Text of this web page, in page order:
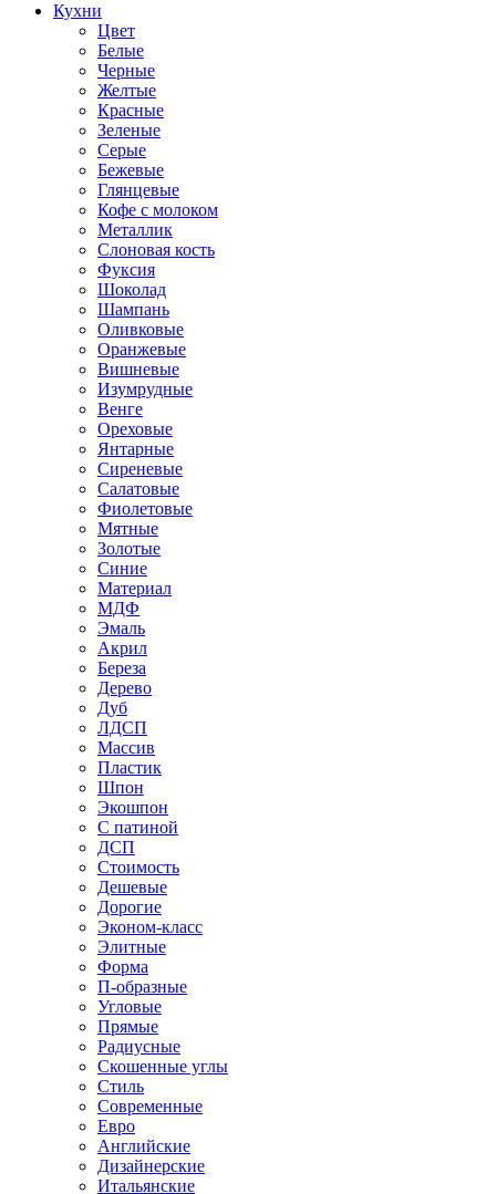
Кухни
Цвет
Белые
Черные
Желтые
Красные
Зеленые
Серые
Бежевые
Глянцевые
Кофе с молоком
Металлик
Слоновая кость
Фуксия
Шоколад
Шампань
Оливковые
Оранжевые
Вишневые
Изумрудные
Венге
Ореховые
Янтарные
Сиреневые
Салатовые
Фиолетовые
Мятные
Золотые
Синие
Материал
МДФ
Эмаль
Акрил
Береза
Дерево
Дуб
ЛДСП
Массив
Пластик
Шпон
Экошпон
С патиной
ДСП
Стоимость
Дешевые
Дорогие
Эконом-класс
Элитные
Форма
П-образные
Угловые
Прямые
Радиусные
Скошенные углы
Стиль
Современные
Евро
Английские
Дизайнерские
Итальянские